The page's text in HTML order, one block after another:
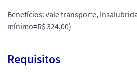
Benefícios: Vale transporte,
mínimo=R$ 324,00)
Requisitos